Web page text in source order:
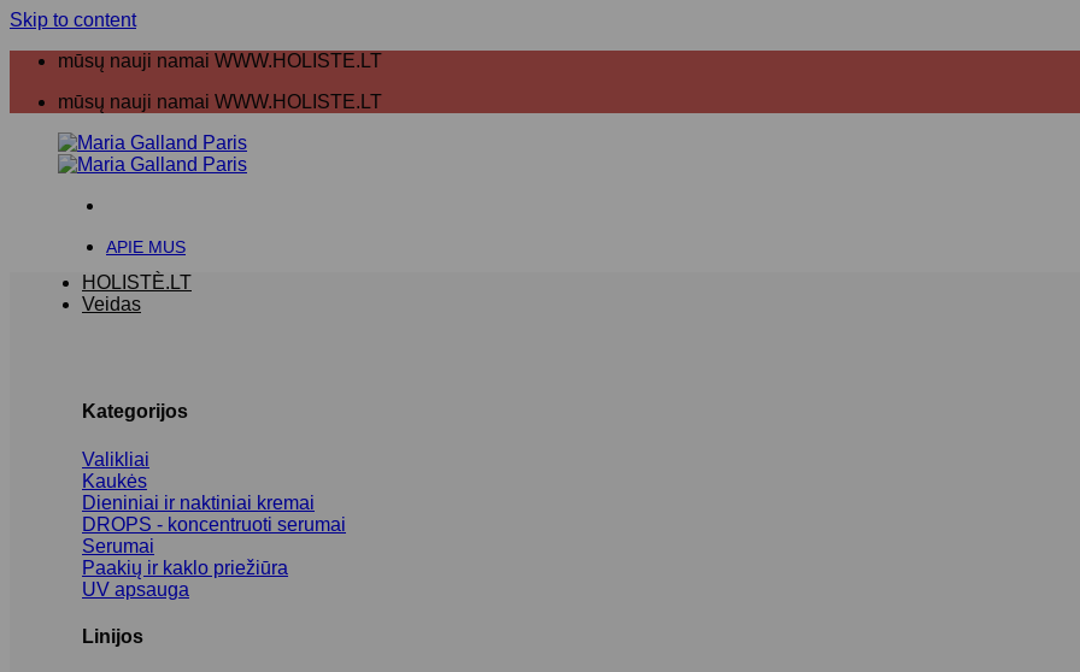
Skip to content
mūsų nauji namai WWW.HOLISTE.LT
mūsų nauji namai WWW.HOLISTE.LT
APIE MUS
HOLISTÈ.LT
Veidas
Kategorijos
Valikliai
Kaukės
Dieniniai ir naktiniai kremai
DROPS - koncentruoti serumai
Serumai
Paakių ir kaklo priežiūra
UV apsauga
Linijos